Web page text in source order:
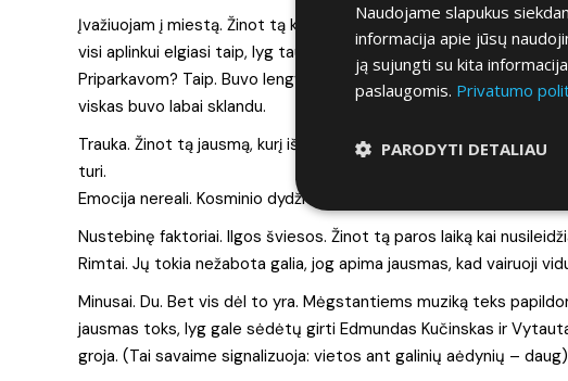
Įvažiuojam į miestą. Žinot tą kelio ženklą – tokį raudoną
visi aplinkui elgiasi taip, lyg tau visur būtų geltonas rombas.
Priparkavom? Taip. Buvo lengva? Dėl dydžio – ne, bet kadangi
viskas buvo labai sklandu.
Trauka. Žinot tą jausmą, kurį išskirtinai puikiai atstovauja BMW?
turi.
Emocija nereali. Kosminio dydžio, beveik sunkvežimis, su BMW
Nustebinę faktoriai. Ilgos šviesos. Žinot tą paros laiką kai
Rimtai. Jų tokia nežabota galia, jog apima jausmas, kad vairuoji
Minusai. Du. Bet vis dėl to yra. Mėgstantiems muziką teks
jausmas toks, lyg gale sėdėtų girti Edmundas Kučinskas ir
groja. (Tai savaime signalizuoja: vietos ant galinių aėdynių –
Naudojame slapukus
informacija apie jūsų
ją sujungti su kita
paslaugomis. Privatumo
PARODYTI DETALIAU